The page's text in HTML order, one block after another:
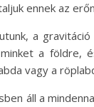
ennek az
a
a földre,
vagy a
áll a